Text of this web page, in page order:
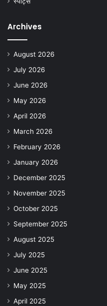
Archives
August 2026
July 2026
June 2026
May 2026
April 2026
March 2026
February 2026
January 2026
December 2025
November 2025
October 2025
September 2025
August 2025
July 2025
June 2025
May 2025
April 2025